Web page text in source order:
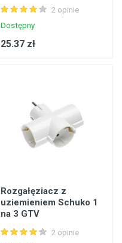
2 opinie
Dostępny
25.37 zł
Rozgałęziacz z
uziemieniem Schuko 1
na 3 GTV
2 opinie